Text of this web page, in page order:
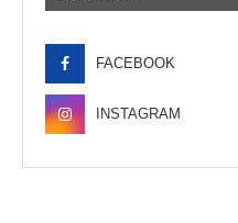
FACEBOOK
INSTAGRAM